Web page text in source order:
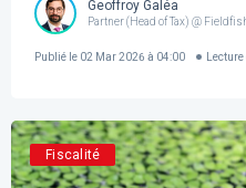
Geoffroy Galéa
Partner (Head of Tax) @
Publié le 02 Mar 2026 à 04:00
Fiscalité